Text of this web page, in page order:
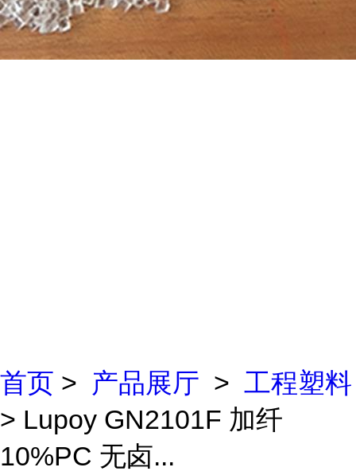
首页 > 产品展厅 > 工程塑料
> Lupoy GN2101F 加纤
10%PC 无卤...